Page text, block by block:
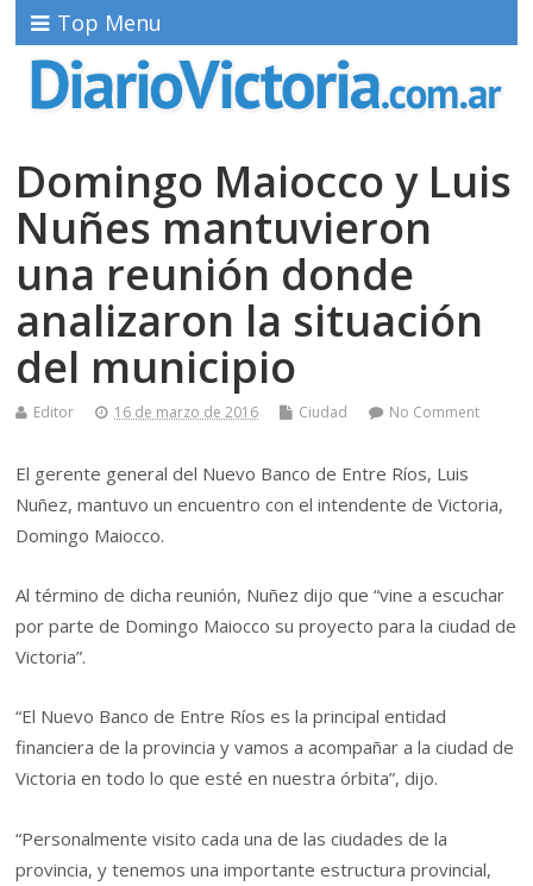
Top Menu
Domingo Maiocco y Luis
Nuñes mantuvieron
una reunión donde
analizaron la situación
del municipio
Editor 16 de marzo de 2016 Ciudad No Comment
El gerente general del Nuevo Banco de Entre Ríos, Luis
Nuñez, mantuvo un encuentro con el intendente de Victoria,
Domingo Maiocco.
Al término de dicha reunión, Nuñez dijo que “vine a escuchar
por parte de Domingo Maiocco su proyecto para la ciudad de
Victoria”.
“El Nuevo Banco de Entre Ríos es la principal entidad
financiera de la provincia y vamos a acompañar a la ciudad de
Victoria en todo lo que esté en nuestra órbita”, dijo.
“Personalmente visito cada una de las ciudades de la
provincia, y tenemos una importante estructura provincial,